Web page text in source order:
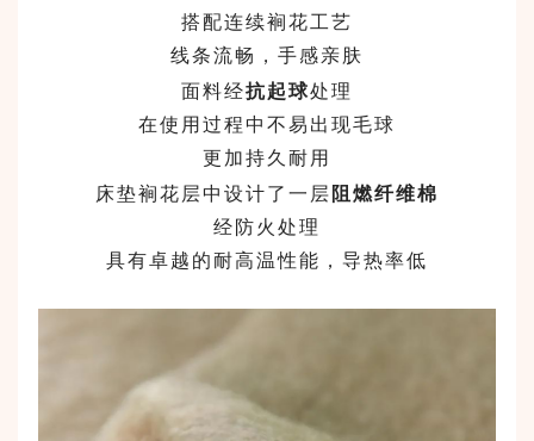
搭配连续裥花工艺
线条流畅，手感亲肤
面料经抗起球处理
在使用过程中不易出现毛球
更加持久耐用
床垫裥花层中设计了一层 阻燃纤维棉
经防火处理
具有卓越的耐高温性能，导热率低